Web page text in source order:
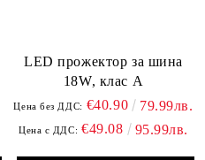
LED прожектор за шина
18W, клас A
Цена без ДДС: €40.90 79.99лв.
Цена с ДДС: €49.08 95.99лв.